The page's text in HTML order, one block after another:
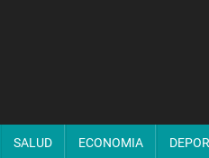
SALUD ECONOMIA